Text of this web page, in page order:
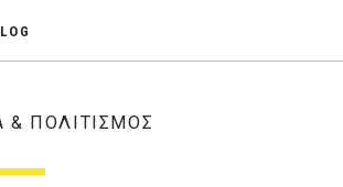
& ΠΟΛΙΤΙΣΜΟΣ